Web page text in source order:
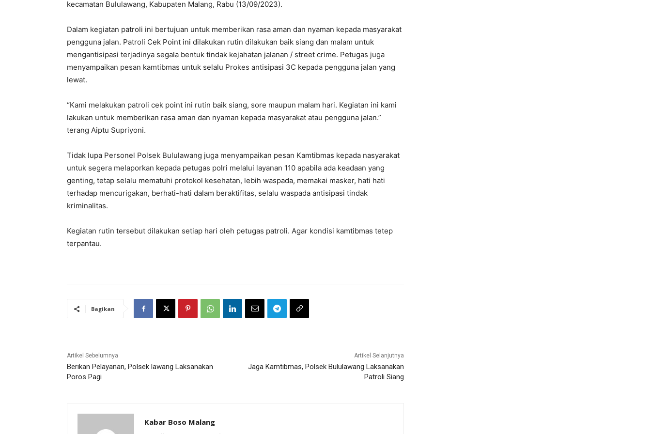
kecamatan Bululawang, Kabupaten Malang, Rabu (13/09/2023).
Dalam kegiatan patroli ini bertujuan untuk memberikan rasa aman dan nyaman kepada masyarakat
pengguna jalan. Patroli Cek Point ini dilakukan rutin dilakukan baik siang dan malam untuk
mengantisipasi terjadinya segala bentuk tindak kejahatan jalanan / street crime. Petugas juga
menyampaikan pesan kamtibmas untuk selalu Prokes antisipasi 3C kepada pengguna jalan yang
lewat.
“Kami melakukan patroli cek point ini rutin baik siang, sore maupun malam hari. Kegiatan ini kami
lakukan untuk memberikan rasa aman dan nyaman kepada masyarakat atau pengguna jalan.”
terang Aiptu Supriyoni.
Tidak lupa Personel Polsek Bululawang juga menyampaikan pesan Kamtibmas kepada nasyarakat
untuk segera melaporkan kepada petugas polri melalui layanan 110 apabila ada keadaan yang
genting, tetap selalu mematuhi protokol kesehatan, lebih waspada, memakai masker, hati hati
terhadap mencurigakan, berhati-hati dalam beraktifitas, selalu waspada antisipasi tindak
kriminalitas.
Kegiatan rutin tersebut dilakukan setiap hari oleh petugas patroli. Agar kondisi kamtibmas tetep
terpantau.
Bagikan
Artikel Sebelumnya
Berikan Pelayanan, Polsek lawang Laksanakan
Poros Pagi
Artikel Selanjutnya
Jaga Kamtibmas, Polsek Bululawang Laksanakan
Patroli Siang
Kabar Boso Malang